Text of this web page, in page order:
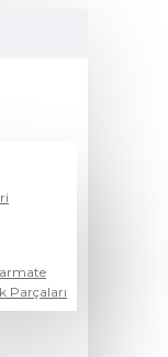
Parçaları